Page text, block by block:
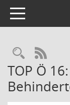
Toggle navigation
TOP Ö